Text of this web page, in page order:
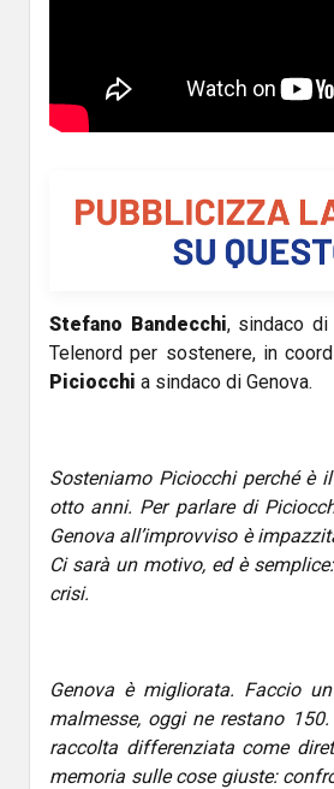
Stefano Bandecchi, sindaco di
Telenord per sostenere, in
Piciocchi a sindaco di Genova.
Sosteniamo Piciocchi perché è
otto anni. Per parlare di
Genova all’improvviso è
Ci sarà un motivo, ed è
crisi.
Genova è migliorata. Faccio
malmesse, oggi ne restano
raccolta differenziata come
memoria sulle cose giuste: